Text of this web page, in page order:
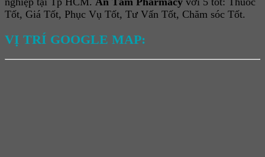
Tốt, Giá Tốt, Phục Vụ Tốt, Tư Vấn Tốt, Chăm sóc Tốt.
VỊ TRÍ GOOGLE MAP: